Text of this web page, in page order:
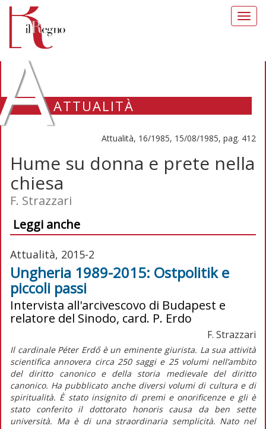
ATTUALITÀ
Attualità, 16/1985, 15/08/1985, pag. 412
Hume su donna e prete nella
chiesa
F. Strazzari
Leggi anche
Attualità, 2015-2
Ungheria 1989-2015: Ostpolitik e
piccoli passi
Intervista all'arcivescovo di Budapest e
relatore del Sinodo, card. P. Erdo
F. Strazzari
Il cardinale Péter Erdő è un eminente giurista. La sua attività
scientifica annovera circa 250 saggi e 25 volumi nell’ambito
del diritto canonico e della storia medievale del diritto
canonico. Ha pubblicato anche diversi volumi di cultura e di
spiritualità. È stato insignito di premi e onorificenze e gli è
stato conferito il dottorato honoris causa da ben sette
università. Ma è di una straordinaria semplicità. Nato nel